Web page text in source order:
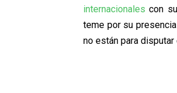
internacionales con
teme por su
no están para